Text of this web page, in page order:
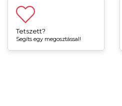
Tetszett?
Segíts egy megosztással!